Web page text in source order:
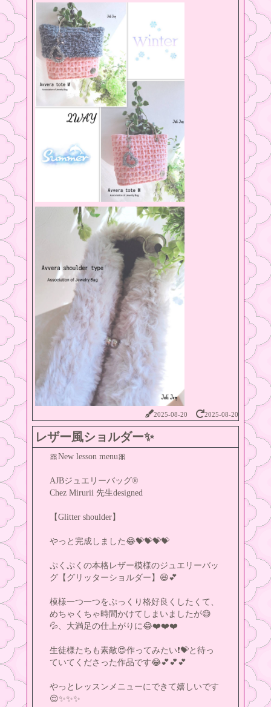
2025-08-20 2025-08-20
レザー風ショルダー✨
🎀New lesson menu🎀
AJBジュエリーバッグ®
Chez Mirurii 先生designed
【Glitter shoulder】
やっと完成しました😂💝💝💝💝
ぷくぷくの本格レザー模様のジュエリーバッ
グ【グリッターショルダー】😆💕
模様一つ一つをぷっくり格好良くしたくて、
めちゃくちゃ時間かけてしまいましたが😅
💦、大満足の仕上がりに😂❤️❤️❤️
生徒様たちも素敵😍作ってみたい❗💝と待っ
ていてくださった作品です😂💕💕💕
やっとレッスンメニューにできて嬉しいです
😌✨✨✨